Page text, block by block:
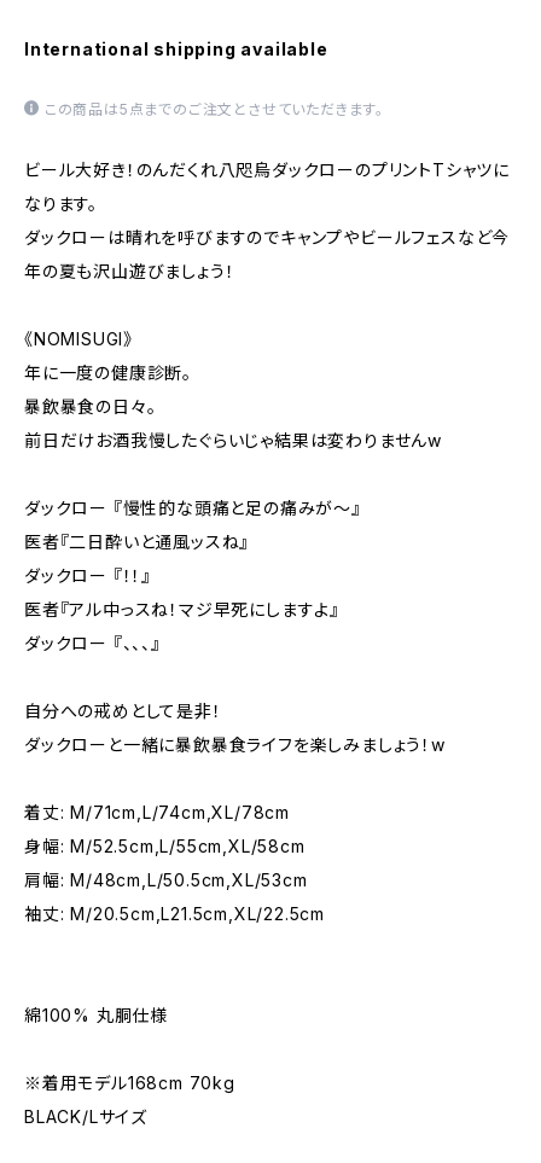
International shipping available
この商品は5点までのご注文とさせていただきます。
ビール大好き！のんだくれ八咫烏ダックローのプリントTシャツに
なります。
ダックローは晴れを呼びますのでキャンプやビールフェスなど今
年の夏も沢山遊びましょう！
《NOMISUGI》
年に一度の健康診断。
暴飲暴食の日々。
前日だけお酒我慢したぐらいじゃ結果は変わりませんw
ダックロー 『慢性的な頭痛と足の痛みが〜』
医者『二日酔いと通風ッスね』
ダックロー 『！！』
医者『アル中っスね！マジ早死にしますよ』
ダックロー 『、、、』
自分への戒めとして是非！
ダックローと一緒に暴飲暴食ライフを楽しみましょう！w
着丈: M/71cm,L/74cm,XL/78cm
身幅: M/52.5cm,L/55cm,XL/58cm
肩幅: M/48cm,L/50.5cm,XL/53cm
袖丈: M/20.5cm,L21.5cm,XL/22.5cm
綿100% 丸胴仕様
※着用モデル168cm 70kg
BLACK/Lサイズ